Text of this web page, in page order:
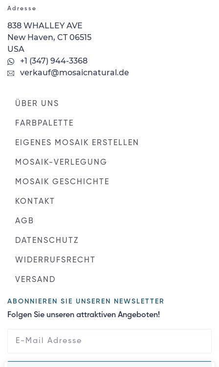
Adresse
838 WHALLEY AVE
New Haven, CT 06515
USA
+1 (347) 944-3368
verkauf@mosaicnatural.de
ÜBER UNS
FARBPALETTE
EIGENES MOSAIK ERSTELLEN
MOSAIK-VERLEGUNG
MOSAIK GESCHICHTE
KONTAKT
AGB
DATENSCHUTZ
WIDERRUFSRECHT
VERSAND
ABONNIEREN SIE UNSEREN NEWSLETTER
Folgen Sie unseren attraktiven Angeboten!